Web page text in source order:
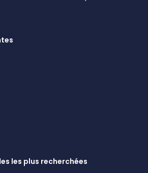
les plus recherchées